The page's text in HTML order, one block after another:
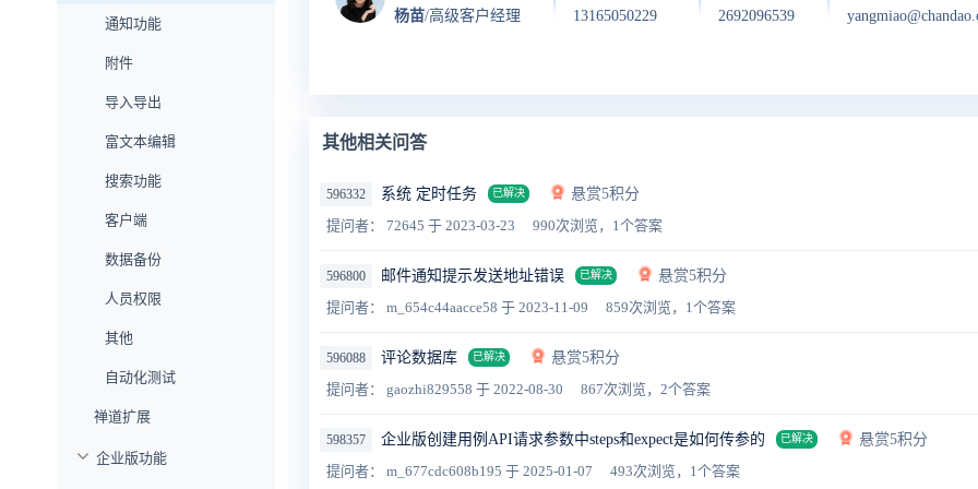
通知功能
附件
导入导出
富文本编辑
搜索功能
客户端
数据备份
人员权限
其他
自动化测试
禅道扩展
企业版功能
杨苗/高级客户经理 13165050229 2692096539
其他相关问答
596332 系统 定时任务 已解决
悬赏5积分
提问者： 72645 于 2023-03-23 990次浏览，1个答案
596800 邮件通知提示发送地址错误 已解决
悬赏5积分
提问者： m_654c44aacce58 于 2023-11-09 859次浏览，1个答案
596088 评论数据库 已解决
悬赏5积分
提问者： gaozhi829558 于 2022-08-30 867次浏览，2个答案
598357 企业版创建用例API请求参数中steps和expect是如何传参的 已解决
悬赏5积分
提问者： m_677cdc608b195 于 2025-01-07 493次浏览，1个答案